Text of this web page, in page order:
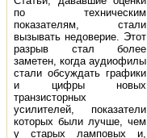
по техническим
показателям, стали
вызывать недоверие. Этот
разрыв стал более
заметен, когда аудиофилы
стали обсуждать графики
и цифры новых
транзисторных
усилителей, показатели
которых были лучше, чем
у старых ламповых и,